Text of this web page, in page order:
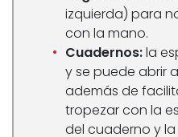
izquierda) para
con la mano.
Cuadernos:la
y se puede abrir
además de
tropezar con la
del cuaderno y